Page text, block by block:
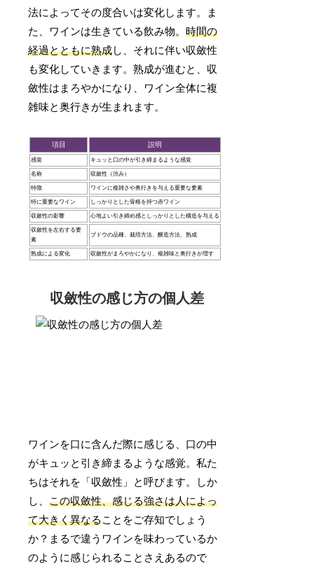
法によってその度合いは変化します。ま
た、ワインは生きている飲み物。時間の
経過とともに熟成し、それに伴い収斂性
も変化していきます。熟成が進むと、収
斂性はまろやかになり、ワイン全体に複
雑味と奥行きが生まれます。
項目 説明
感覚 キュッと口の中が引き締まるような感覚
名称 収斂性（渋み）
特徴 ワインに複雑さや奥行きを与える重要な要素
特に重要なワイン しっかりとした骨格を持つ赤ワイン
収斂性の影響 心地よい引き締め感としっかりとした構造を与える
収斂性を左右する要
素
ブドウの品種、栽培方法、醸造方法、熟成
熟成による変化 収斂性がまろやかになり、複雑味と奥行きが増す
収斂性の感じ方の個人差
ワインを口に含んだ際に感じる、口の中
がキュッと引き締まるような感覚。私た
ちはそれを「収斂性」と呼びます。しか
し、この収斂性、感じる強さは人によっ
て大きく異なることをご存知でしょう
か？まるで違うワインを味わっているか
のように感じられることさえあるので